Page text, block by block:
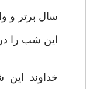
سال برتر و
اين شب را
خداوند